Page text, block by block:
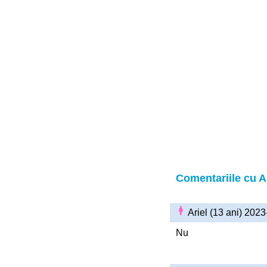
Comentariile cu
Ariel (13 ani)
Nu